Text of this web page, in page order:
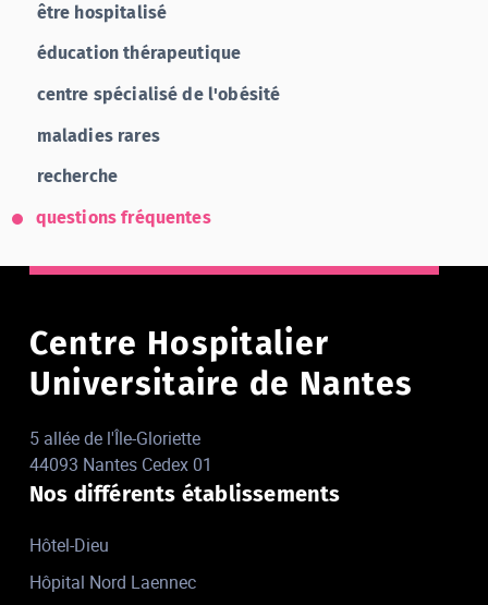
être hospitalisé
éducation thérapeutique
centre spécialisé de l'obésité
maladies rares
recherche
questions fréquentes
Centre Hospitalier
Universitaire de Nantes
5 allée de l'Île-Gloriette
44093 Nantes Cedex 01
Nos différents établissements
Hôtel-Dieu
Hôpital Nord Laennec